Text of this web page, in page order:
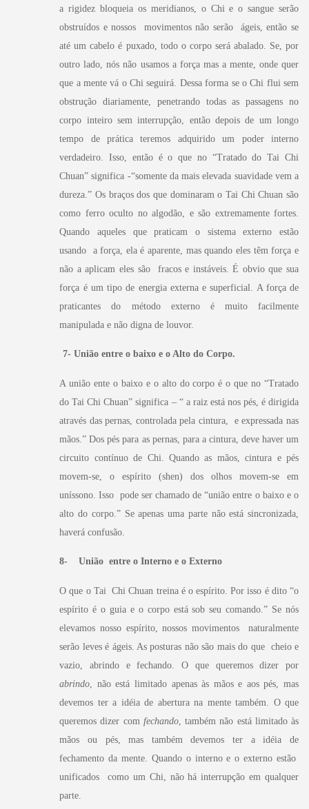
a rigidez bloqueia os meridianos, o Chi e o sangue serão
obstruídos e nossos movimentos não serão ágeis, então se
até um cabelo é puxado, todo o corpo será abalado. Se, por
outro lado, nós não usamos a força mas a mente, onde quer
que a mente vá o Chi seguirá. Dessa forma se o Chi flui sem
obstrução diariamente, penetrando todas as passagens no
corpo inteiro sem interrupção, então depois de um longo
tempo de prática teremos adquirido um poder interno
verdadeiro. Isso, então é o que no “Tratado do Tai Chi
Chuan” significa -“somente da mais elevada suavidade vem a
dureza.” Os braços dos que dominaram o Tai Chi Chuan são
como ferro oculto no algodão, e são extremamente fortes.
Quando aqueles que praticam o sistema externo estão
usando a força, ela é aparente, mas quando eles têm força e
não a aplicam eles são fracos e instáveis. É obvio que sua
força é um tipo de energia externa e superficial. A força de
praticantes do método externo é muito facilmente
manipulada e não digna de louvor.
7- União entre o baixo e o Alto do Corpo.
A união ente o baixo e o alto do corpo é o que no “Tratado
do Tai Chi Chuan” significa – “ a raiz está nos pés, é dirigida
através das pernas, controlada pela cintura, e expressada nas
mãos.” Dos pés para as pernas, para a cintura, deve haver um
circuito contínuo de Chi. Quando as mãos, cintura e pés
movem-se, o espírito (shen) dos olhos movem-se em
uníssono. Isso pode ser chamado de “união entre o baixo e o
alto do corpo.” Se apenas uma parte não está sincronizada,
haverá confusão.
8- União entre o Interno e o Externo
O que o Tai Chi Chuan treina é o espírito. Por isso é dito “o
espírito é o guia e o corpo está sob seu comando.” Se nós
elevamos nosso espírito, nossos movimentos naturalmente
serão leves é ágeis. As posturas não são mais do que cheio e
vazio, abrindo e fechando.O que queremos dizer por
abrindo , não está limitado apenas às mãos e aos pés, mas
devemos ter a idéia de abertura na mente também. O que
queremos dizer com fechando, também não está limitado às
mãos ou pés, mas também devemos ter a idéia de
fechamento da mente. Quando o interno e o externo estão
unificados como um Chi, não há interrupção em qualquer
parte.